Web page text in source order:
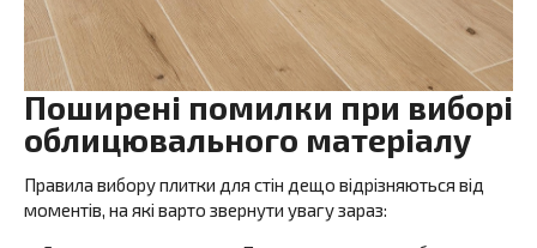
Поширені помилки при виборі
облицювального матеріалу
Правила вибору плитки для стін дещо відрізняються від
моментів, на які варто звернути увагу зараз: